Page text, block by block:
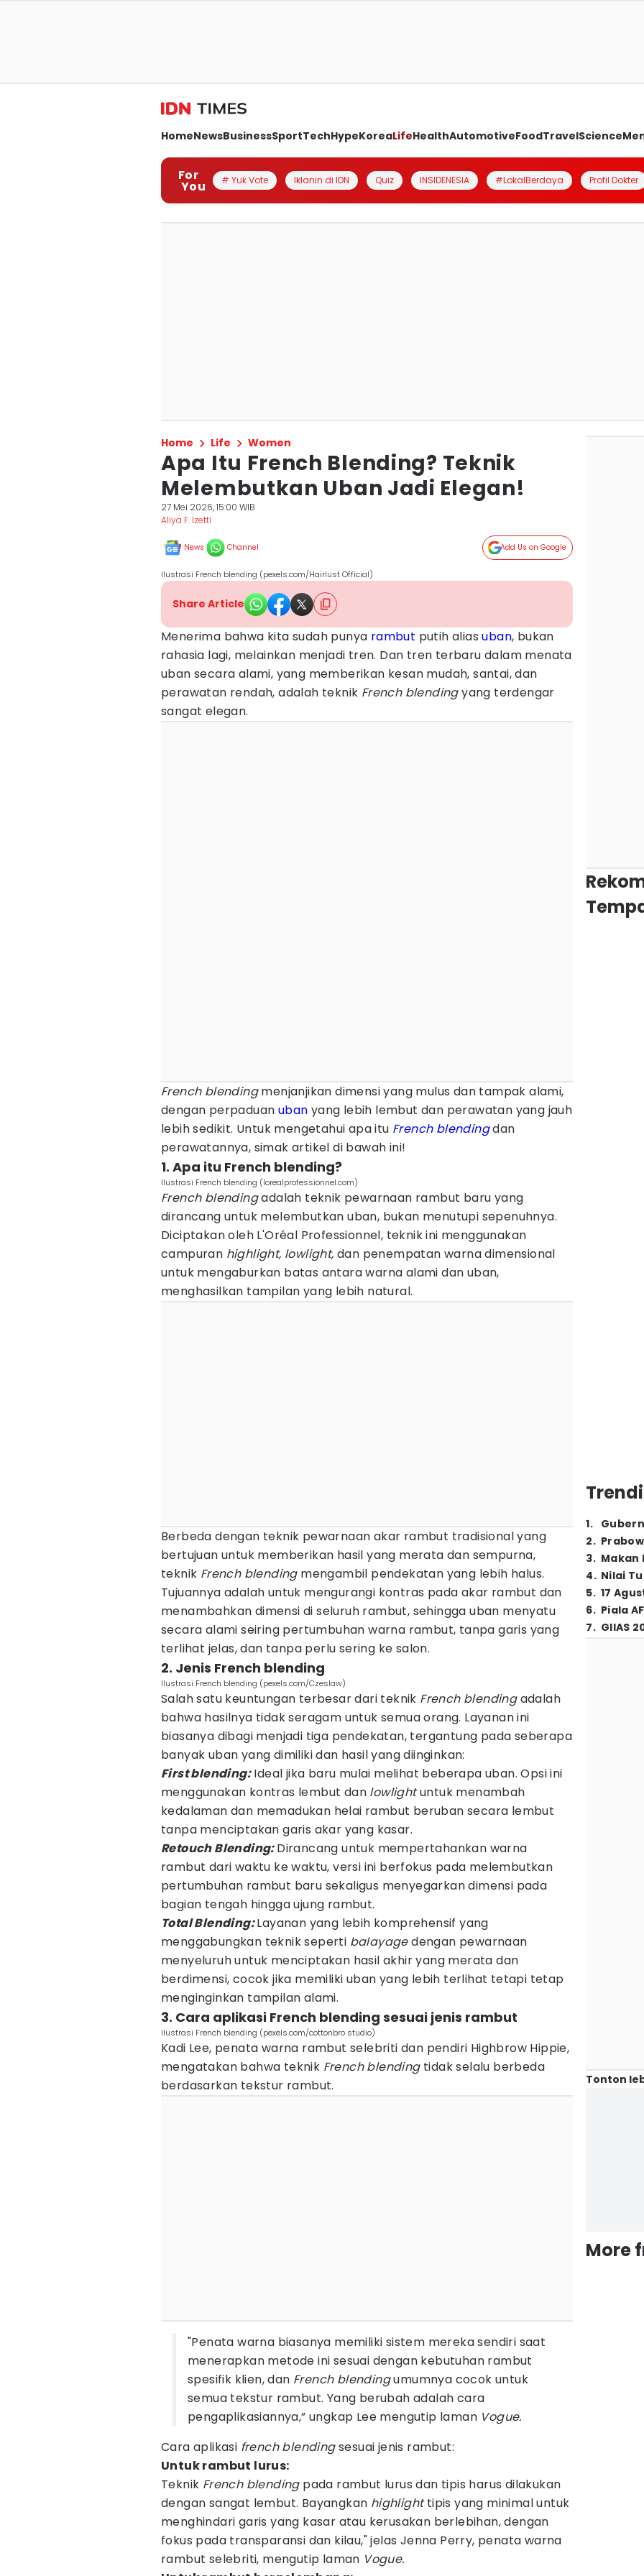
HomeNewsBusinessSportTechHypeKoreaLifeHealthAutomotiveFoodTravelScience
For
You # Yuk Vote Iklanin di IDN Quiz INSIDENESIA #LokalBerdaya Profil Dokter
Home Life Women
Apa Itu French Blending? Teknik
Melembutkan Uban Jadi Elegan!
27 Mei 2026, 15:00 WIB
Aliya F. Izetti
News Channel Add Us on Google
Ilustrasi French blending (pexels.com/Hairlust Official)
Share Article
Menerima bahwa kita sudah punya rambut putih aliasuban, bukan
rahasia lagi, melainkan menjadi tren. Dan tren terbaru dalam menata
uban secara alami, yang memberikan kesan mudah, santai, dan
perawatan rendah, adalah teknik French blendingyang terdengar
sangat elegan.
French blendingmenjanjikan dimensi yang mulus dan tampak alami,
dengan perpaduan uban yang lebih lembut dan perawatan yang jauh
lebih sedikit. Untuk mengetahui apa itu French blendingdan
perawatannya, simak artikel di bawah ini!
1. Apa itu French blending?
Ilustrasi French blending (lorealprofessionnel.com)
French blendingadalah teknik pewarnaan rambut baru yang
dirancang untuk melembutkan uban, bukan menutupi sepenuhnya.
Diciptakan oleh L'Oréal Professionnel, teknik ini menggunakan
campuran highlight, lowlight, dan penempatan warna dimensional
untuk mengaburkan batas antara warna alami dan uban,
menghasilkan tampilan yang lebih natural.
Berbeda dengan teknik pewarnaan akar rambut tradisional yang
bertujuan untuk memberikan hasil yang merata dan sempurna,
teknik French blending mengambil pendekatan yang lebih halus.
Tujuannya adalah untuk mengurangi kontras pada akar rambut dan
menambahkan dimensi di seluruh rambut, sehingga uban menyatu
secara alami seiring pertumbuhan warna rambut, tanpa garis yang
terlihat jelas, dan tanpa perlu sering ke salon.
2. Jenis French blending
Ilustrasi French blending (pexels.com/Czeslaw)
Salah satu keuntungan terbesar dari teknik French blendingadalah
bahwa hasilnya tidak seragam untuk semua orang. Layanan ini
biasanya dibagi menjadi tiga pendekatan, tergantung pada seberapa
banyak uban yang dimiliki dan hasil yang diinginkan:
First blending:Ideal jika baru mulai melihat beberapa uban. Opsi ini
menggunakan kontras lembut dan lowlightuntuk menambah
kedalaman dan memadukan helai rambut beruban secara lembut
tanpa menciptakan garis akar yang kasar.
Retouch Blending:Dirancang untuk mempertahankan warna
rambut dari waktu ke waktu, versi ini berfokus pada melembutkan
pertumbuhan rambut baru sekaligus menyegarkan dimensi pada
bagian tengah hingga ujung rambut.
Total Blending:Layanan yang lebih komprehensif yang
menggabungkan teknik seperti balayagedengan pewarnaan
menyeluruh untuk menciptakan hasil akhir yang merata dan
berdimensi, cocok jika memiliki uban yang lebih terlihat tetapi tetap
menginginkan tampilan alami.
3. Cara aplikasi French blending sesuai jenis rambut
Ilustrasi French blending (pexels.com/cottonbro studio)
Kadi Lee, penata warna rambut selebriti dan pendiri Highbrow Hippie,
mengatakan bahwa teknik French blendingtidak selalu berbeda
berdasarkan tekstur rambut.
"Penata warna biasanya memiliki sistem mereka sendiri saat
menerapkan metode ini sesuai dengan kebutuhan rambut
spesifik klien, dan French blendingumumnya cocok untuk
semua tekstur rambut. Yang berubah adalah cara
pengaplikasiannya,” ungkap Lee mengutip laman Vogue.
Cara aplikasi french blendingsesuai jenis rambut:
Untuk rambut lurus:
Teknik French blendingpada rambut lurus dan tipis harus dilakukan
dengan sangat lembut. Bayangkan highlighttipis yang minimal untuk
menghindari garis yang kasar atau kerusakan berlebihan, dengan
fokus pada transparansi dan kilau," jelas Jenna Perry, penata warna
rambut selebriti, mengutip laman Vogue.
1.
2.
3. Makan
4. Nilai
5. 17
6. Piala
7. GIIAS
Tonton
More